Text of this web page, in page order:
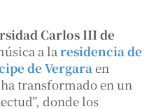
Carlos III de
a laresidencia de
de Vergaraen
transformado en un
donde los